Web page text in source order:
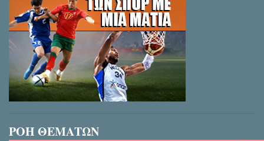
ΡΟΗ ΘΕΜΑΤΩΝ